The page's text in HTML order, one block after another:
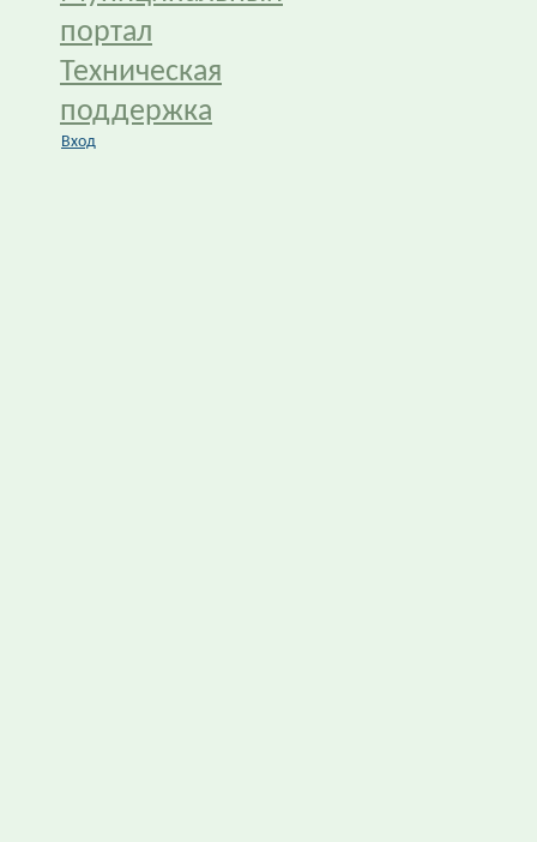
портал
Техническая
поддержка
Вход